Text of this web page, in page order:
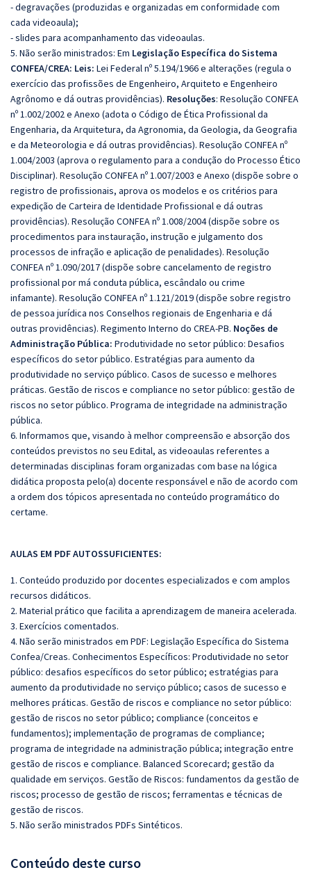
- degravações (produzidas e organizadas em conformidade com
cada videoaula);
- slides para acompanhamento das videoaulas.
5. Não serão ministrados: Em Legislação Específica do Sistema
CONFEA/CREA: Leis: Lei Federal nº 5.194/1966 e alterações (regula o
exercício das profissões de Engenheiro, Arquiteto e Engenheiro
Agrônomo e dá outras providências). Resoluções: Resolução CONFEA
nº 1.002/2002 e Anexo (adota o Código de Ética Profissional da
Engenharia, da Arquitetura, da Agronomia, da Geologia, da Geografia
e da Meteorologia e dá outras providências). Resolução CONFEA nº
1.004/2003 (aprova o regulamento para a condução do Processo Ético
Disciplinar). Resolução CONFEA nº 1.007/2003 e Anexo (dispõe sobre o
registro de profissionais, aprova os modelos e os critérios para
expedição de Carteira de Identidade Profissional e dá outras
providências). Resolução CONFEA nº 1.008/2004 (dispõe sobre os
procedimentos para instauração, instrução e julgamento dos
processos de infração e aplicação de penalidades). Resolução
CONFEA nº 1.090/2017 (dispõe sobre cancelamento de registro
profissional por má conduta pública, escândalo ou crime
infamante). Resolução CONFEA nº 1.121/2019 (dispõe sobre registro
de pessoa jurídica nos Conselhos regionais de Engenharia e dá
outras providências). Regimento Interno do CREA-PB. Noções de
Administração Pública: Produtividade no setor público: Desafios
específicos do setor público. Estratégias para aumento da
produtividade no serviço público. Casos de sucesso e melhores
práticas. Gestão de riscos e compliance no setor público: gestão de
riscos no setor público. Programa de integridade na administração
pública.
6. Informamos que, visando à melhor compreensão e absorção dos
conteúdos previstos no seu Edital, as videoaulas referentes a
determinadas disciplinas foram organizadas com base na lógica
didática proposta pelo(a) docente responsável e não de acordo com
a ordem dos tópicos apresentada no conteúdo programático do
certame.
AULAS EM PDF AUTOSSUFICIENTES:
1. Conteúdo produzido por docentes especializados e com amplos
recursos didáticos.
2. Material prático que facilita a aprendizagem de maneira acelerada.
3. Exercícios comentados.
4. Não serão ministrados em PDF: Legislação Específica do Sistema
Confea/Creas. Conhecimentos Específicos: Produtividade no setor
público: desafios específicos do setor público; estratégias para
aumento da produtividade no serviço público; casos de sucesso e
melhores práticas. Gestão de riscos e compliance no setor público:
gestão de riscos no setor público; compliance (conceitos e
fundamentos); implementação de programas de compliance;
programa de integridade na administração pública; integração entre
gestão de riscos e compliance. Balanced Scorecard; gestão da
qualidade em serviços. Gestão de Riscos: fundamentos da gestão de
riscos; processo de gestão de riscos; ferramentas e técnicas de
gestão de riscos.
5. Não serão ministrados PDFs Sintéticos.
Conteúdo deste curso